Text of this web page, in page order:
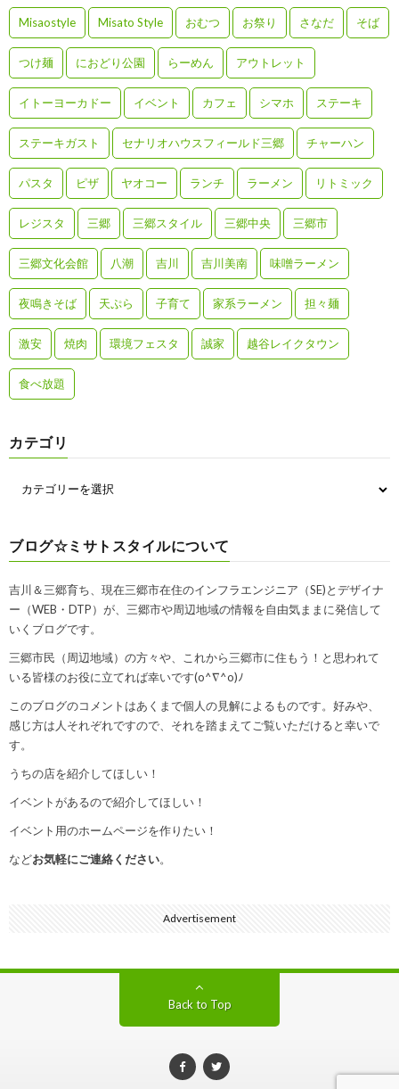
Misaostyle Misato Style おむつ お祭り さなだ そば
つけ麺 におどり公園 らーめん アウトレット
イトーヨーカドー イベント カフェ シマホ ステーキ
ステーキガスト セナリオハウスフィールド三郷 チャーハン
パスタ ピザ ヤオコー ランチ ラーメン リトミック
レジスタ 三郷 三郷スタイル 三郷中央 三郷市
三郷文化会館 八潮 吉川 吉川美南 味噌ラーメン
夜鳴きそば 天ぷら 子育て 家系ラーメン 担々麺
激安 焼肉 環境フェスタ 誠家 越谷レイクタウン
食べ放題
カテゴリ
ブログ☆ミサトスタイルについて
吉川＆三郷育ち、現在三郷市在住のインフラエンジニア（SE)とデザイナ
ー（WEB・DTP）が、三郷市や周辺地域の情報を自由気ままに発信して
いくブログです。
三郷市民（周辺地域）の方々や、これから三郷市に住もう！と思われて
いる皆様のお役に立てれば幸いです(o^∇^o)ﾉ
このブログのコメントはあくまで個人の見解によるものです。好みや、
感じ方は人それぞれですので、それを踏まえてご覧いただけると幸いで
す。
うちの店を紹介してほしい！
イベントがあるので紹介してほしい！
イベント用のホームページを作りたい！
などお気軽にご連絡ください。
Advertisement
Back to Top